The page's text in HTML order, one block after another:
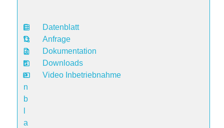
D
a
t
e
n
b
a
Datenblatt
Anfrage
Dokumentation
Downloads
Video Inbetriebnahme